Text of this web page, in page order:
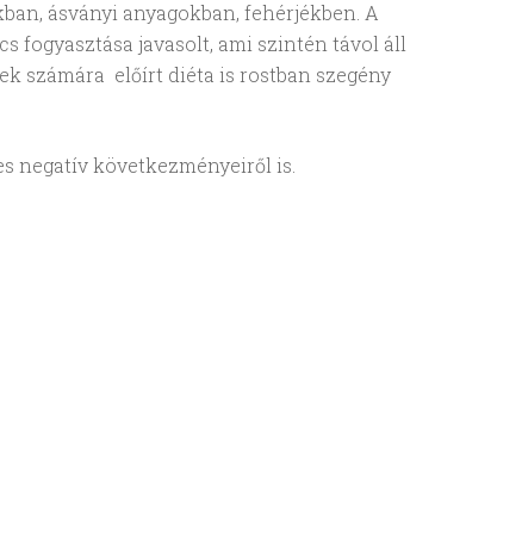
ásványi anyagokban, fehérjékben. A
fogyasztása javasolt, ami szintén távol áll
számára előírt diéta is rostban szegény
negatív következményeiről is.